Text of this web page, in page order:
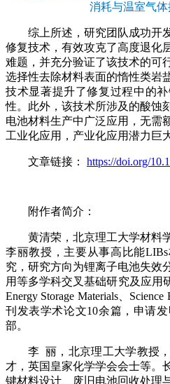
消耗与温室气
综上所述，研究团队成功开
修复技术，有效攻克了高度退化
难题，并充分验证了该技术的可
选择性去除材料表面的惰性类岩
技术显著提升了修复过程中的
性。此外，该技术所涉及的酸蚀
电池材料生产中广泛应用，无需
工业化应用，产业化应用潜力巨大
文章链接： https://doi.org/
附作者简介：
黄清荣，北京理工大学材料
李丽教授，主要从事高比能
究，研究方向为锂离子电池失效
用等多学科交叉基础研究及应用
Energy Storage Materials、
刊发表学术论文10余篇，申请
部。
李 丽，北京理工大学教授
才，英国皇家化学学会会士等。
键材料设计、废旧电池回收处理